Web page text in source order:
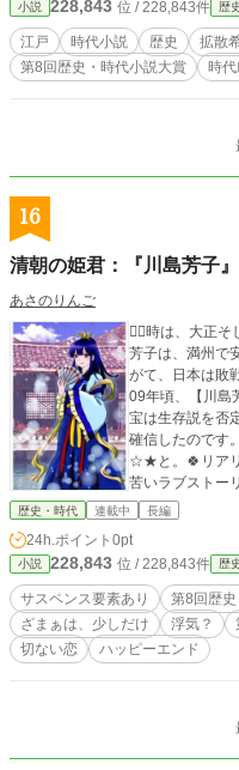
小説 228,843 位 / 228,843件 歴
江戸 時代小説 歴史 拡散
第8回歴史・時代小説大賞
時代
16
清朝の姫君：『川島芳子
あさのりんご
🙇‍♂️時は、大正
芳子は、満州で
がて、日本は敗
09年頃、【川島
宝は生存説を否
確信したので
☆★と。🍀リア
苦いラブストー
話完結です。ス
歴史・時代 連載中 長編
24h.ポイント 0pt
小説 228,843 位 / 228,843件 歴
サスペンス要素あり 第8回歴
ざまぁは、少しだけ
浮気？
切ない恋
ハッピーエンド